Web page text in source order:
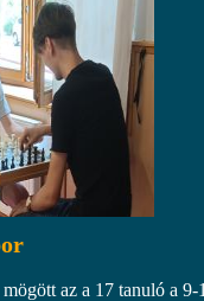
az a 17 tanuló a 9-